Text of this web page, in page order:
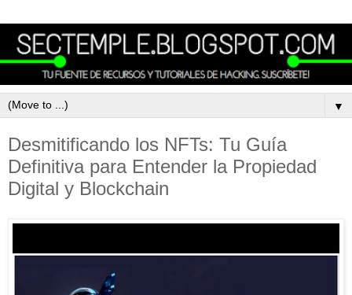
▼
Desmitificando los NFTs: Tu Guía
Definitiva para Entender la Propiedad
Digital y Blockchain